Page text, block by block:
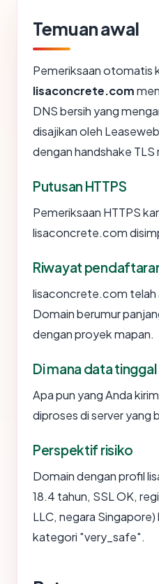
Temuan awal
Pemeriksaan otomatis
lisaconcrete.com
DNS bersih yang
disajikan oleh
dengan handshake
Putusan HTTPS
Pemeriksaan HTTPS
lisaconcrete.com
Riwayat
lisaconcrete.com telah
Domain berumur
dengan proyek mapan.
Di mana data tinggal
Apa pun yang Anda
diproses di server yang
Perspektif risiko
Domain dengan profil
18.4 tahun, SSL OK,
LLC, negara
kategori "very_safe".